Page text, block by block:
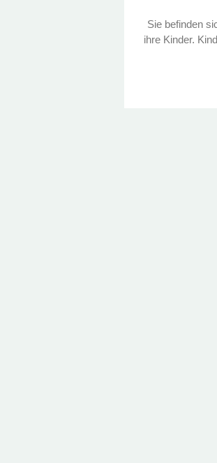
Sie befinden
ihre Kinder.